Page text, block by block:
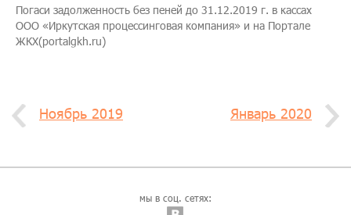
Погаси задолженность без пеней до 31.12.2019 г. в кассах
ООО «Иркутская процессинговая компания» и на Портале
ЖКХ(portalgkh.ru)
Ноябрь 2019 Январь 2020
мы в соц. сетях: